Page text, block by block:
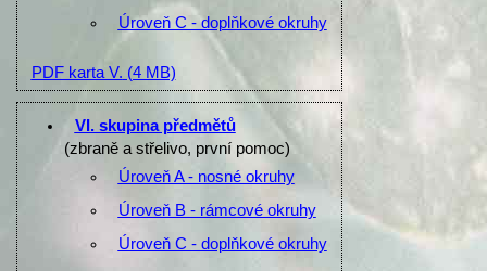
Úroveň C - doplňkové okruhy
PDF karta V. (4 MB)
VI. skupina předmětů
(zbraně a střelivo, první pomoc)
Úroveň A - nosné okruhy
Úroveň B - rámcové okruhy
Úroveň C - doplňkové okruhy